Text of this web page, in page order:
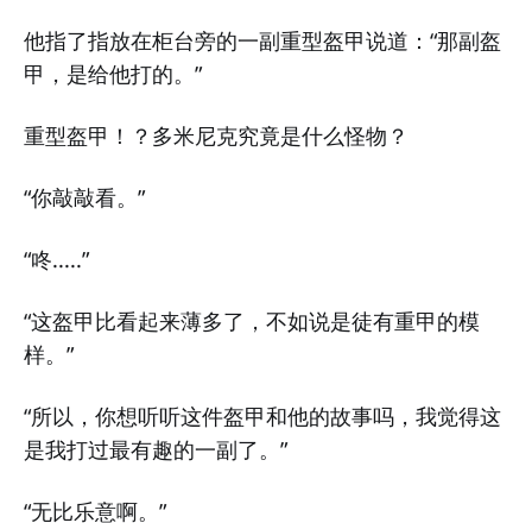
他指了指放在柜台旁的一副重型盔甲说道：“那副盔
甲，是给他打的。”
重型盔甲！？多米尼克究竟是什么怪物？
“你敲敲看。”
“咚.....”
“这盔甲比看起来薄多了，不如说是徒有重甲的模
样。”
“所以，你想听听这件盔甲和他的故事吗，我觉得这
是我打过最有趣的一副了。”
“无比乐意啊。”